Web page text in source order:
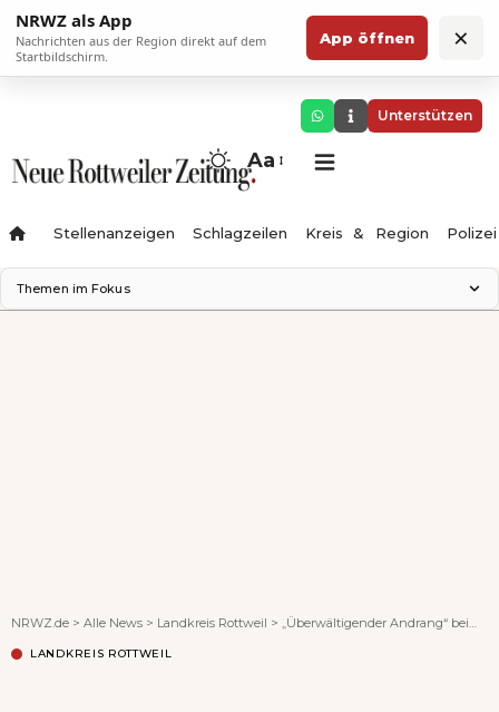
NRWZ als App
Nachrichten aus der Region direkt auf dem
Startbildschirm.
App öffnen ×
Unterstützen
Aa
Stellenanzeigen Schlagzeilen Kreis & Region Polizei
Themen im Fokus
NRWZ.de > Alle News > Landkreis Rottweil > „Überwältigender Andrang“ beim zweiten Quartiersgespräch
LANDKREIS ROTTWEIL